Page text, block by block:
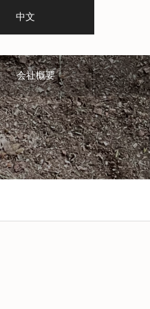
中文
会社概要